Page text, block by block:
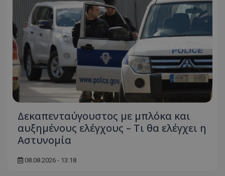
Δεκαπενταύγουστος με μπλόκα και
αυξημένους ελέγχους – Τι θα ελέγχει η
Αστυνομία
08.08.2026 - 13:18